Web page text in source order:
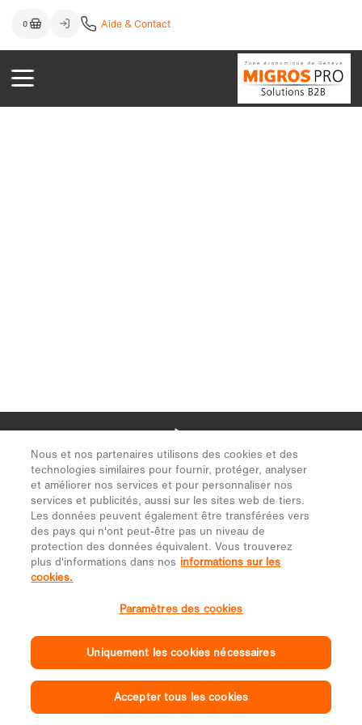
Nous et nos partenaires utilisons des cookies et des
technologies similaires pour fournir, protéger, analyser
et améliorer nos services et pour personnaliser nos
services et publicités, aussi sur les sites web de tiers.
Les données peuvent également être transférées vers
des pays qui n'ont peut-être pas un niveau de
protection des données équivalent. Vous trouverez
plus d'informations dans nos informations sur les
cookies.
Paramètres des cookies
Uniquement les cookies nécessaires
Accepter tous les cookies